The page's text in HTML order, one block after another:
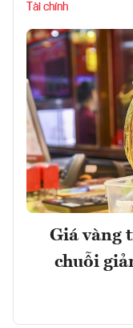
Tài chính
Giá vàng
chuỗi